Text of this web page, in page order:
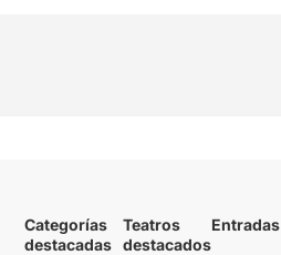
Categorías
destacadas
Teatros
destacados
Entradas